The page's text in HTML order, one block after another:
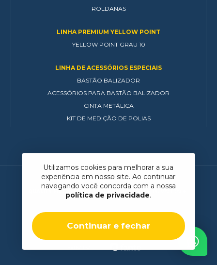
ROLDANAS
LINHA PREMIUM YELLOW POINT
YELLOW POINT GRAU 10
LINHA DE ACESSÓRIOS ESPECIAIS
BASTÃO BALIZADOR
ACESSÓRIOS PARA BASTÃO BALIZADOR
CINTA METÁLICA
KIT DE MEDIÇÃO DE POLIAS
QUALITY FIX DO BRASIL © 2026 POLÍTICA DE PRIVACIDADE
TRABALHE CONOSCO
Utilizamos cookies para melhorar a sua
experiência em nosso site. Ao continuar
navegando você concorda com a nossa
política de privacidade.
Continuar e fechar